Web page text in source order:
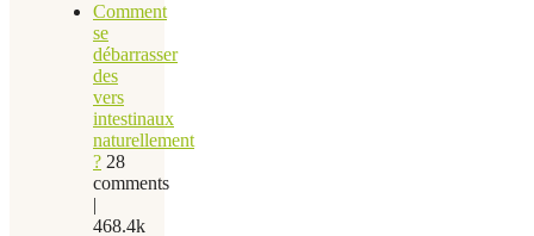
Comment
se
débarrasser
des
vers
intestinaux
naturellement
? 28
comments
|
468.4k